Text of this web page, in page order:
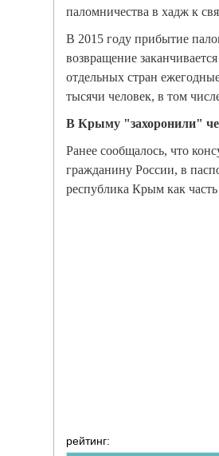
паломничества в хадж к
В 2015 году прибытие
возвращение
отдельных стран
тысячи человек, в том
В Крыму "захоронили"
Ранее сообщалось, что
гражданину России, в
республика Крым как
рейтинг: